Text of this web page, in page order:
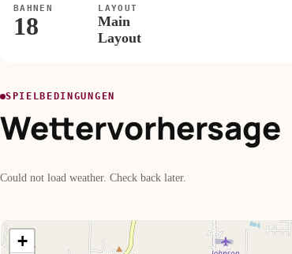
BAHNEN
18
LAYOUT
Main
Layout
SPIELBEDINGUNGEN
Wettervorhersage
Could not load weather. Check back later.
+